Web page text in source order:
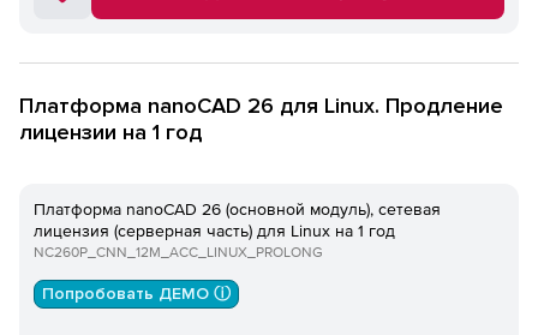
Платформа nanoCAD 26 для Linux. Продление
лицензии на 1 год
Платформа nanoCAD 26 (основной модуль), сетевая
лицензия (серверная часть) для Linux на 1 год
NC260P_CNN_12M_ACC_LINUX_PROLONG
Попробовать ДЕМО ⓘ